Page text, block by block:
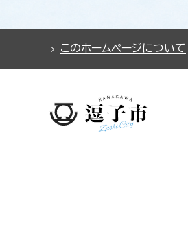
このホームページについて